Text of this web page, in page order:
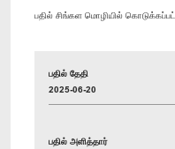
பதில் சிங்கள மொழியில்
பதில் தேதி
2025-06-20
பதில் அளித்தார்